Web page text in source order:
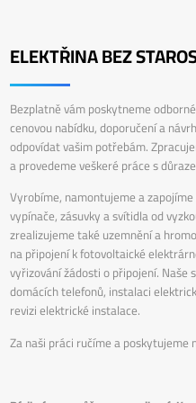
ELEKTŘINA BEZ
Bezplatně vám poskytneme
cenovou nabídku, doporučení a
odpovídat vašim potřebám.
a provedeme veškeré práce s
Vyrobíme, namontujeme a
vypínače, zásuvky a svítidla od
zrealizujeme také uzemnění a
na připojení k fotovoltaické
vyřizování žádosti o připojení. Naše
domácích telefonů, instalaci
revizi elektrické instalace.
Za naši práci ručíme a poskytujeme